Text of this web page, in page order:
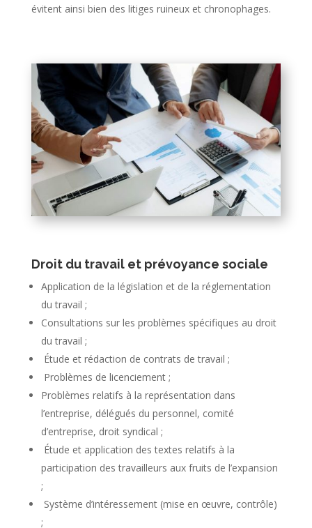
évitent ainsi bien des litiges ruineux et chronophages.
Droit du travail et prévoyance sociale
Application de la législation et de la réglementation
du travail ;
Consultations sur les problèmes spécifiques au droit
du travail ;
Étude et rédaction de contrats de travail ;
Problèmes de licenciement ;
Problèmes relatifs à la représentation dans
l’entreprise, délégués du personnel, comité
d’entreprise, droit syndical ;
Étude et application des textes relatifs à la
participation des travailleurs aux fruits de l’expansion
;
Système d’intéressement (mise en œuvre, contrôle)
;